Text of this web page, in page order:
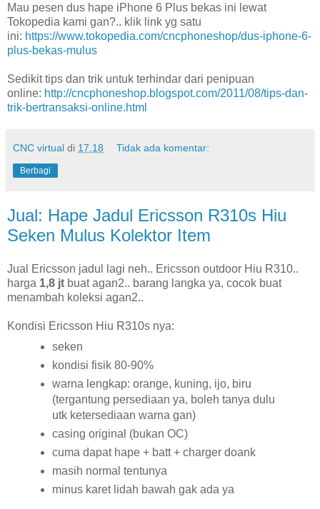
Mau pesen dus hape iPhone 6 Plus bekas ini lewat
Tokopedia kami gan?.. klik link yg satu
ini: https://www.tokopedia.com/cncphoneshop/dus-iphone-6-
plus-bekas-mulus
Sedikit tips dan trik untuk terhindar dari penipuan
online: http://cncphoneshop.blogspot.com/2011/08/tips-dan-
trik-bertransaksi-online.html
CNC virtual di 17.18 Tidak ada komentar:
Berbagi
Jual: Hape Jadul Ericsson R310s Hiu
Seken Mulus Kolektor Item
Jual Ericsson jadul lagi neh.. Ericsson outdoor Hiu R310..
harga 1,8 jt buat agan2.. barang langka ya, cocok buat
menambah koleksi agan2..
Kondisi Ericsson Hiu R310s nya:
seken
kondisi fisik 80-90%
warna lengkap: orange, kuning, ijo, biru
(tergantung persediaan ya, boleh tanya dulu
utk ketersediaan warna gan)
casing original (bukan OC)
cuma dapat hape + batt + charger doank
masih normal tentunya
minus karet lidah bawah gak ada ya